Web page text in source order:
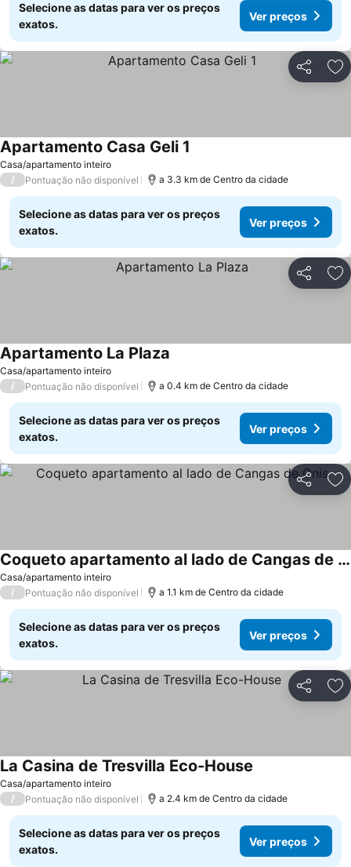
Selecione as datas para ver os preços
exatos.
Ver preços
Partilhar
Casa/apartamento inteiro
Apartamento Casa Geli 1
/ Pontuação não disponível a 3.3 km de Centro da cidade
Selecione as datas para ver os preços
exatos.
Ver preços
Partilhar
Casa/apartamento inteiro
Apartamento La Plaza
/ Pontuação não disponível a 0.4 km de Centro da cidade
Selecione as datas para ver os preços
exatos.
Ver preços
Partilhar
Casa/apartamento inteiro
Coqueto apartamento al lado de Cangas de Onis
Ver preços
/ Pontuação não disponível a 1.1 km de Centro da cidade
Selecione as datas para ver os preços
exatos.
Ver preços
Partilhar
Casa/apartamento inteiro
La Casina de Tresvilla Eco-House
/ Pontuação não disponível a 2.4 km de Centro da cidade
Selecione as datas para ver os preços
exatos.
Ver preços